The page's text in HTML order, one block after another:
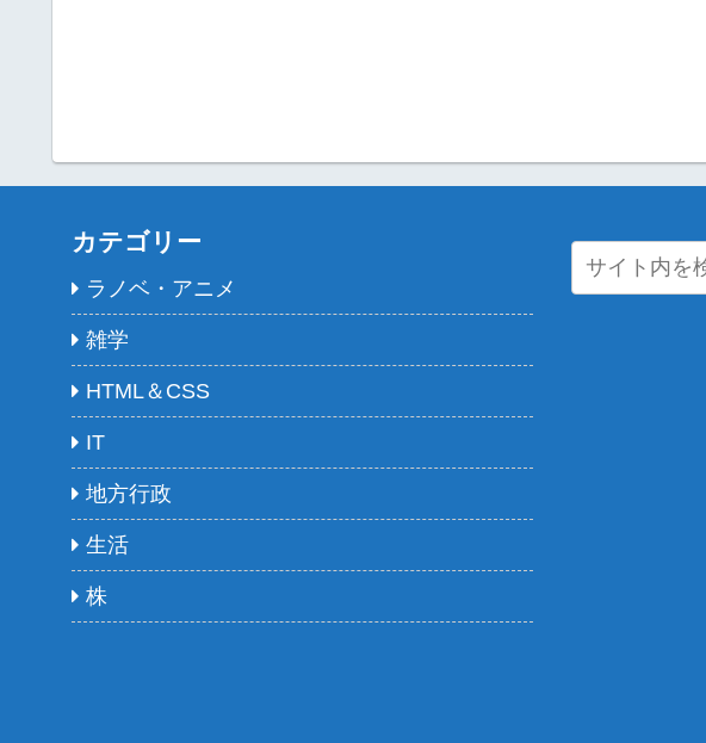
カテゴリー
ラノベ・アニメ
雑学
HTML＆CSS
IT
地方行政
生活
株